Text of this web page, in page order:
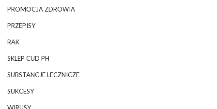
PROMOCJA ZDROWIA
PRZEPISY
RAK
SKLEP CUD PH
SUBSTANCJE LECZNICZE
SUKCESY